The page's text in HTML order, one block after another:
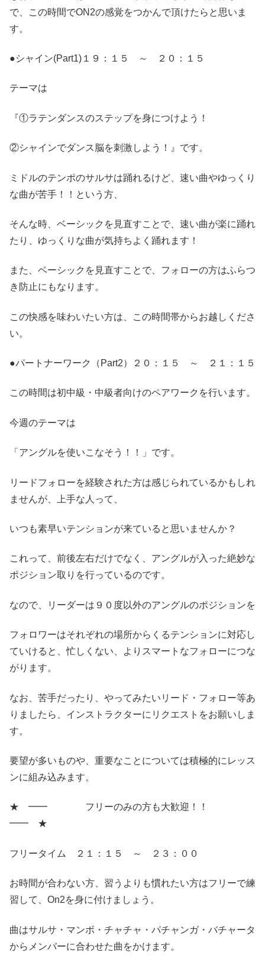
で、この時間でON2の感覚をつかんで頂けたらと思いま
す。
●シャイン(Part1)１９：１５ ～ ２０：１５
テーマは
『①ラテンダンスのステップを身につけよう！
②シャインでダンス脳を刺激しよう！』です。
ミドルのテンポのサルサは踊れるけど、速い曲やゆっくり
な曲が苦手！！という方、
そんな時、ベーシックを見直すことで、速い曲が楽に踊れ
たり、ゆっくりな曲が気持ちよく踊れます！
また、ベーシックを見直すことで、フォローの方はふらつ
き防止にもなります。
この快感を味わいたい方は、この時間帯からお越しくださ
い。
●パートナーワーク（Part2）２０：１５ ～ ２１：１５
この時間は初中級・中級者向けのペアワークを行います。
今週のテーマは
「アングルを使いこなそう！！」です。
リードフォローを経験された方は感じられているかもしれ
ませんが、上手な人って、
いつも素早いテンションが来ていると思いませんか？
これって、前後左右だけでなく、アングルが入った絶妙な
ポジション取りを行っているのです。
なので、リーダーは９０度以外のアングルのポジションを
フォロワーはそれぞれの場所からくるテンションに対応し
ていけると、忙しくない、よりスマートなフォローにつな
がります。
なお、苦手だったり、やってみたいリード・フォロー等あ
りましたら、インストラクターにリクエストをお願いしま
す。
要望が多いものや、重要なことについては積極的にレッス
ンに組み込みます。
★ ━━ フリーのみの方も大歓迎！！
━━ ★
フリータイム ２１：１５ ～ ２３：００
お時間が合わない方、習うよりも慣れたい方はフリーで練
習して、On2を身に付けましょう。
曲はサルサ・マンボ・チャチャ・パチャンガ・バチャータ
からメンバーに合わせた曲をかけます。